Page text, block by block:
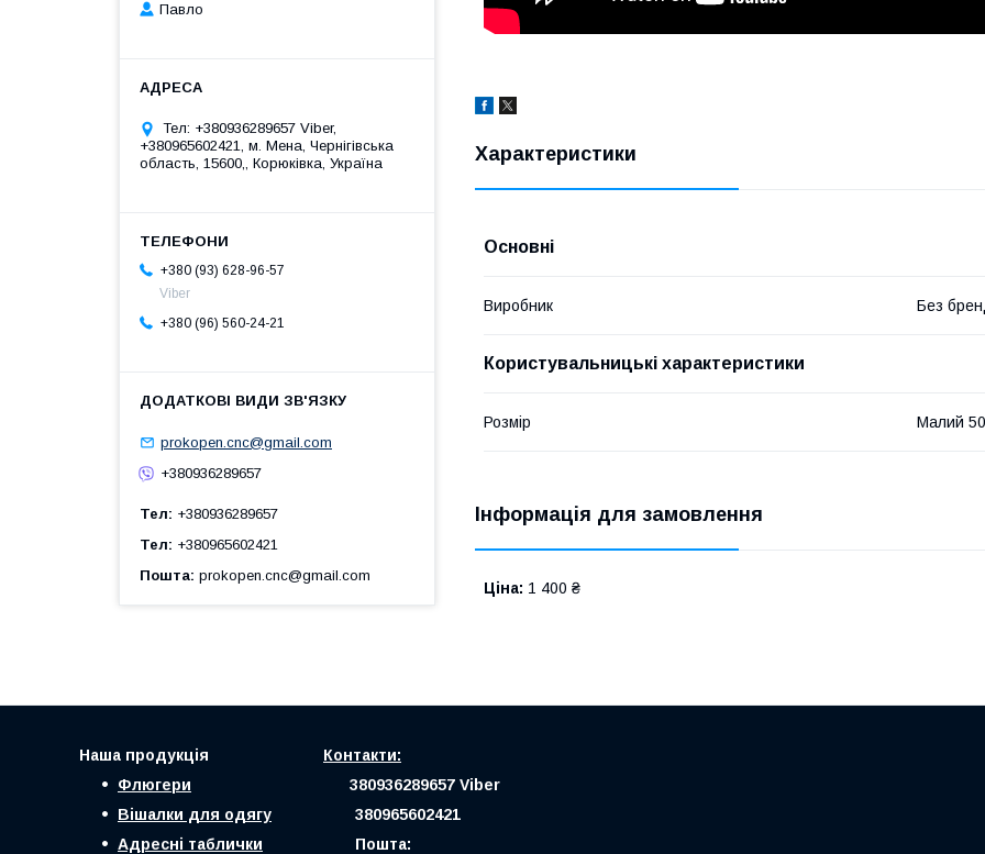
Характеристики
Основні
Виробник Без
Користувальницькі характеристики
Розмір Малий
Інформація для замовлення
Ціна: 1 400 ₴
Павло
Тел: +380936289657 Viber,
+380965602421, м. Мена, Чернігівська
область, 15600,, Корюківка, Україна
+380 (93) 628-96-57
Viber
+380 (96) 560-24-21
prokopen.cnc@gmail.com
+380936289657
Тел
+380936289657
Тел
+380965602421
Пошта prokopen.cnc@gmail.com
Наша продукція
Контакти:
Флюгери 380936289657 Viber
Вішалки для одягу 380965602421
Адресні таблички
Пошта: